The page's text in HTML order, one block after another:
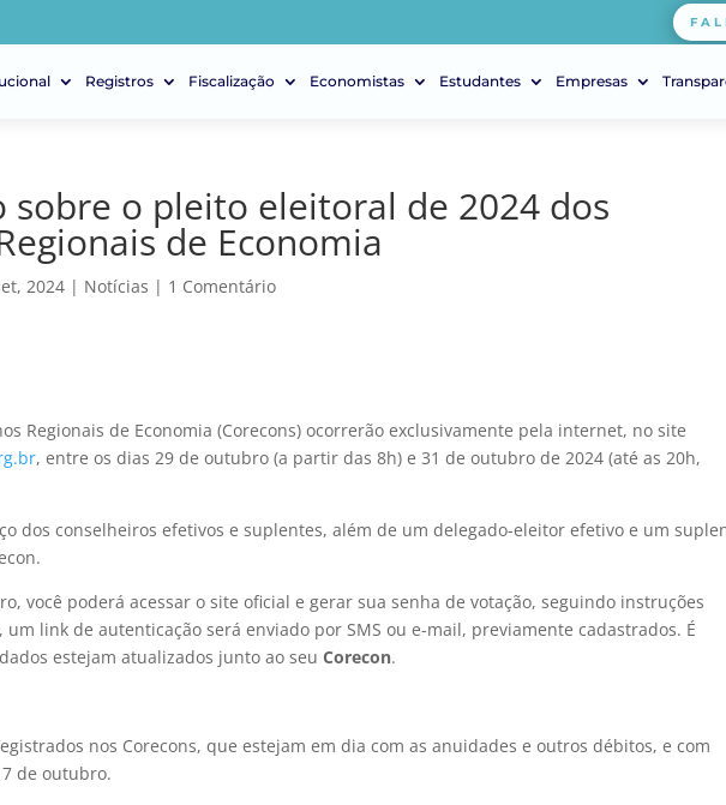
Registros Fiscalização Economistas Estudantes Empresas
sobre o pleito eleitoral de 2024 dos
de Economia
2024 | Notícias | 1 Comentário
Regionais de Economia (Corecons) ocorrerão exclusivamente pela internet, no site
, entre os dias 29 de outubro (a partir das 8h) e 31 de outubro de 2024 (até as 20h,
dos conselheiros efetivos e suplentes, além de um delegado-eleitor efetivo e um
você poderá acessar o site oficial e gerar sua senha de votação, seguindo instruções
um link de autenticação será enviado por SMS ou e-mail, previamente cadastrados. É
estejam atualizados junto ao seuCorecon.
nos Corecons, que estejam em dia com as anuidades e outros débitos, e com
de outubro.